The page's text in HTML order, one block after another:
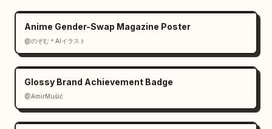
Anime Gender-Swap Magazine Poster
@のぞむ＊AIイラスト
Glossy Brand Achievement Badge
@AmirMušić